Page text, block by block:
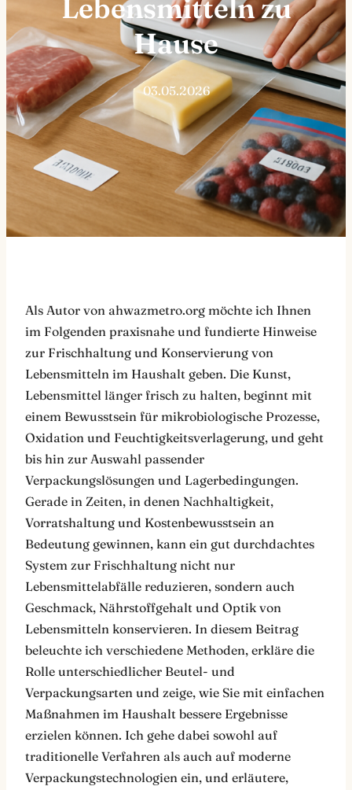
Lebensmitteln zu
Hause
03.05.2026
Als Autor von ahwazmetro.org möchte ich Ihnen
im Folgenden praxisnahe und fundierte Hinweise
zur Frischhaltung und Konservierung von
Lebensmitteln im Haushalt geben. Die Kunst,
Lebensmittel länger frisch zu halten, beginnt mit
einem Bewusstsein für mikrobiologische Prozesse,
Oxidation und Feuchtigkeitsverlagerung, und geht
bis hin zur Auswahl passender
Verpackungslösungen und Lagerbedingungen.
Gerade in Zeiten, in denen Nachhaltigkeit,
Vorratshaltung und Kostenbewusstsein an
Bedeutung gewinnen, kann ein gut durchdachtes
System zur Frischhaltung nicht nur
Lebensmittelabfälle reduzieren, sondern auch
Geschmack, Nährstoffgehalt und Optik von
Lebensmitteln konservieren. In diesem Beitrag
beleuchte ich verschiedene Methoden, erkläre die
Rolle unterschiedlicher Beutel- und
Verpackungsarten und zeige, wie Sie mit einfachen
Maßnahmen im Haushalt bessere Ergebnisse
erzielen können. Ich gehe dabei sowohl auf
traditionelle Verfahren als auch auf moderne
Verpackungstechnologien ein, und erläutere,